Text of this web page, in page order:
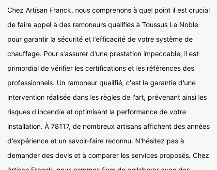
Chez Artisan Franck, nous comprenons à quel point il est crucial
de faire appel à des ramoneurs qualifiés à Toussus Le Noble
pour garantir la sécurité et l'efficacité de votre système de
chauffage. Pour s'assurer d'une prestation impeccable, il est
primordial de vérifier les certifications et les références des
professionnels. Un ramoneur qualifié, c'est la garantie d'une
intervention réalisée dans les règles de l'art, prévenant ainsi les
risques d'incendie et optimisant la performance de votre
installation. À 78117, de nombreux artisans affichent des années
d'expérience et un savoir-faire reconnu. N'hésitez pas à
demander des devis et à comparer les services proposés. Chez